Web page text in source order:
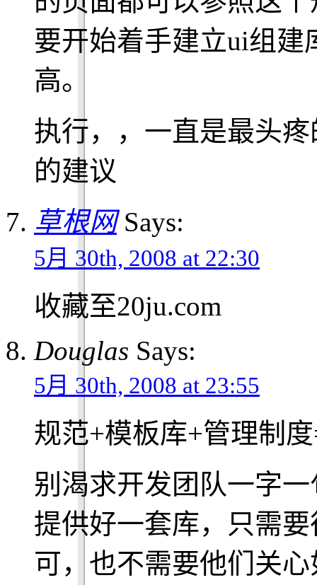
要开始着手建立ui组建
高。
执行，，一直是最头
的建议
草根网Says:
5月 30th, 2008 at 22:30
收藏至20ju.com
Douglas Says:
5月 30th, 2008 at 23:55
规范+模板库+管理制
别渴求开发团队一字
提供好一套库，只需
可，也不需要他们关